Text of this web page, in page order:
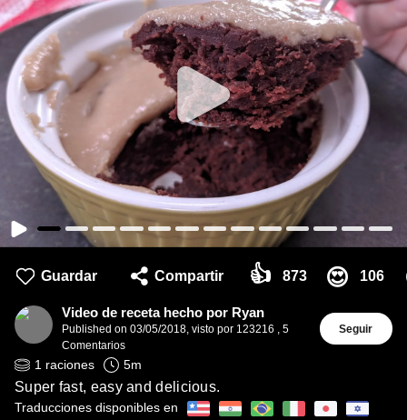
Guardar Compartir 👍 873 😍 106
Video de receta hecho por Ryan
Published on 03/05/2018, visto por 123216 , 5
Comentarios
Seguir
1 raciones 5m
Super fast, easy and delicious.
Traducciones disponibles en